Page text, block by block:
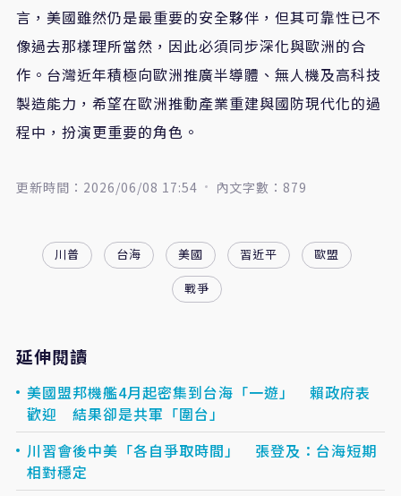
言，美國雖然仍是最重要的安全夥伴，但其可靠性已不
像過去那樣理所當然，因此必須同步深化與歐洲的合
作。台灣近年積極向歐洲推廣半導體、無人機及高科技
製造能力，希望在歐洲推動產業重建與國防現代化的過
程中，扮演更重要的角色。
更新時間：2026/06/08 17:54 內文字數：879
川普 台海 美國 習近平
歐盟
戰爭
延伸閱讀
美國盟邦機艦4月起密集到台海「一遊」 賴政府表
歡迎 結果卻是共軍「圍台」
川習會後中美「各自爭取時間」 張登及：台海短期
相對穩定